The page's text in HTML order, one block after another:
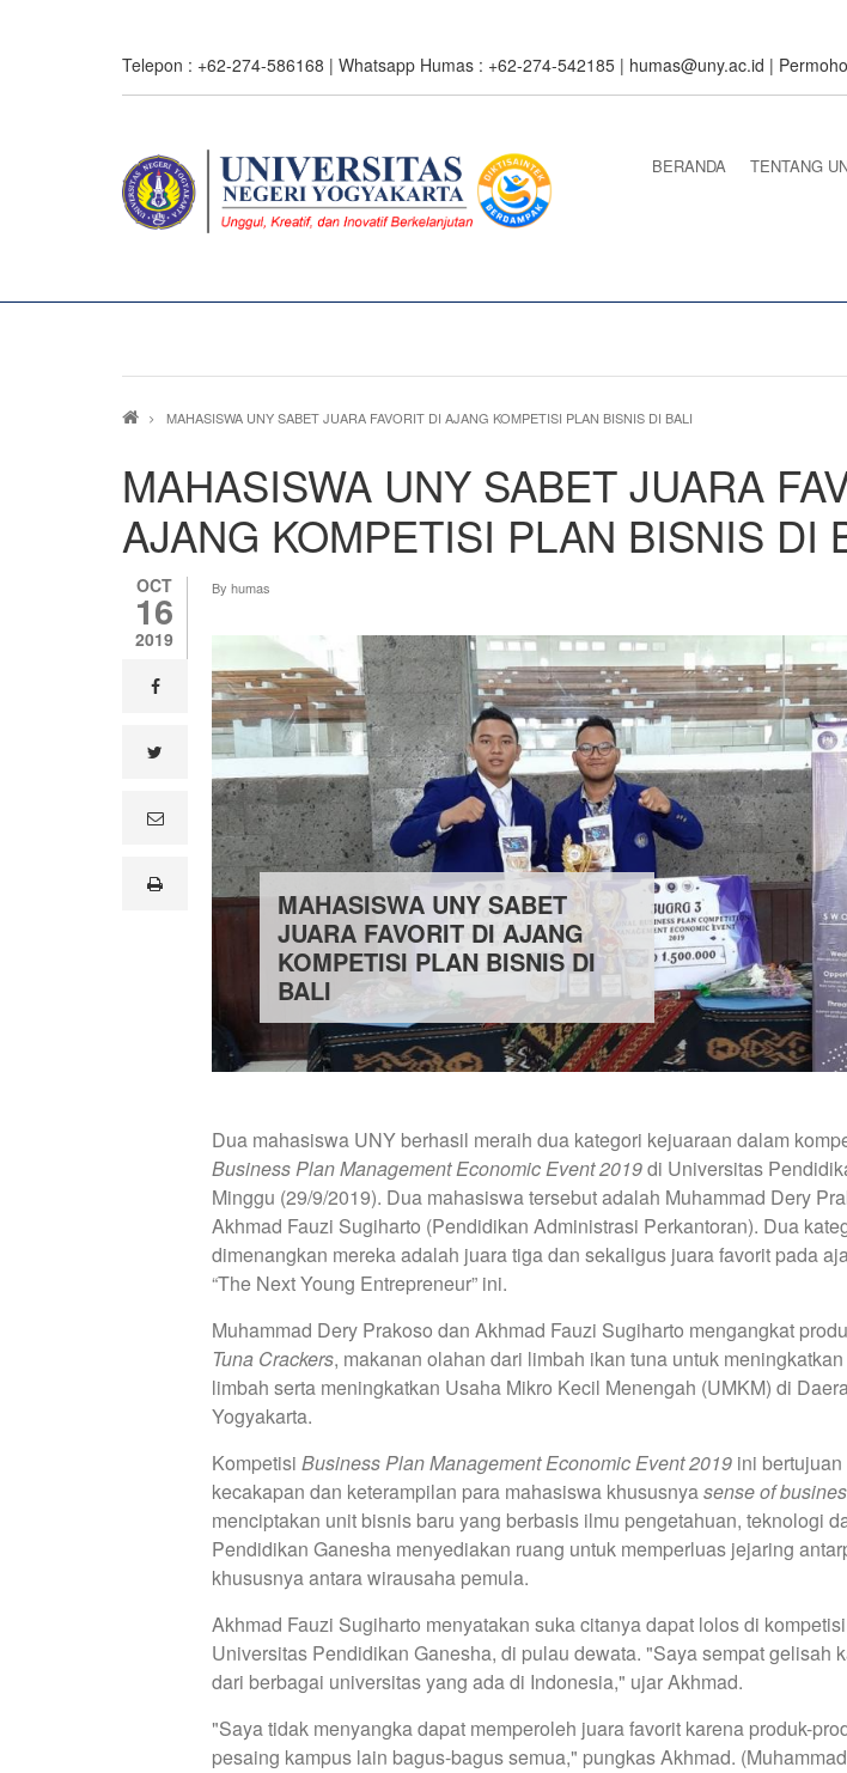
Telepon : +62-274-586168 | Whatsapp Humas : +62-274-542185 | humas@uny.ac.id |
BERANDA TENTANG
Breadcrumb
MAHASISWA UNY SABET JUARA FAVORIT DI AJANG KOMPETISI PLAN BISNIS DI BALI
MAHASISWA UNY SABET JUARA
AJANG KOMPETISI PLAN BISNIS DI
OCT
16
2019
0%
facebook
e
lprint
By humas
MAHASISWA UNY SABET
JUARA FAVORIT DI AJANG
KOMPETISI PLAN BISNIS DI
BALI
Dua mahasiswa UNY berhasil meraih dua kategori kejuaraan dalam
Business Plan Management Economic Event 2019di Universitas
Minggu (29/9/2019). Dua mahasiswa tersebut adalah Muhammad Dery
Akhmad Fauzi Sugiharto (Pendidikan Administrasi Perkantoran). Dua
dimenangkan mereka adalah juara tiga dan sekaligus juara favorit pada
“The Next Young Entrepreneur” ini.
Muhammad Dery Prakoso dan Akhmad Fauzi Sugiharto mengangkat
Tuna Crackers, makanan olahan dari limbah ikan tuna untuk
limbah serta meningkatkan Usaha Mikro Kecil Menengah (UMKM) di
Yogyakarta.
Kompetisi Business Plan Management Economic Event 2019 ini
kecakapan dan keterampilan para mahasiswa khususnyasense of
menciptakan unit bisnis baru yang berbasis ilmu pengetahuan, teknologi
Pendidikan Ganesha menyediakan ruang untuk memperluas jejaring
khususnya antara wirausaha pemula.
Akhmad Fauzi Sugiharto menyatakan suka citanya dapat lolos di
Universitas Pendidikan Ganesha, di pulau dewata. "Saya sempat gelisah
dari berbagai universitas yang ada di Indonesia," ujar Akhmad.
"Saya tidak menyangka dapat memperoleh juara favorit karena produk-
pesaing kampus lain bagus-bagus semua," pungkas Akhmad.